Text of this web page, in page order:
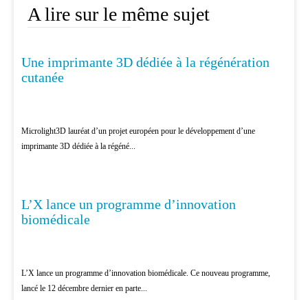
A lire sur le même sujet
RECHERCHE
Une imprimante 3D dédiée à la régénération
cutanée
Microlight3D lauréat d’un projet européen pour le développement d’une
imprimante 3D dédiée à la régéné...
RECHERCHE
L’X lance un programme d’innovation
biomédicale
L’X lance un programme d’innovation biomédicale. Ce nouveau programme,
lancé le 12 décembre dernier en parte...